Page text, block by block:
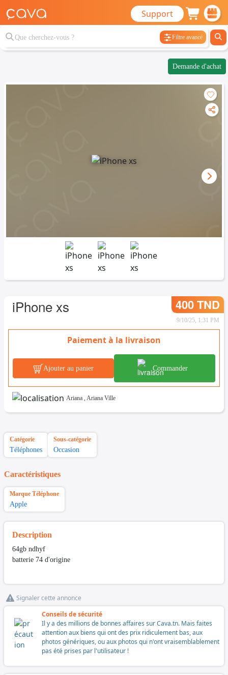
Support
Filtre avancé
Demande d'achat
iPhone xs 400 TND
9/10/25, 1:31 PM
Paiement à la livraison
Ajouter au panier Commander
Ariana , Ariana Ville
Catégorie
Téléphones
Sous-catégorie
Occasion
Caractéristiques
Marque Téléphone
Apple
Description
64gb ndhyf
batterie 74 d'origine
Signaler cette annonce
Conseils de sécurité
Il y a des millions de bonnes affaires sur Cava.tn. Mais faites
attention aux biens qui ont des prix ridiculement bas, aux
photos génériques, ou aux photos qui n'ont vraisemblablement
pas été prises par l'utilisateur !